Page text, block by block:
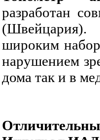
разработан
(Швейцария).
широким
нарушением
дома так и в